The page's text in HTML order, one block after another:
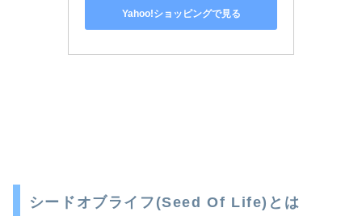
Yahoo!ショッピングで見る
シードオブライフ(Seed Of Life)とは